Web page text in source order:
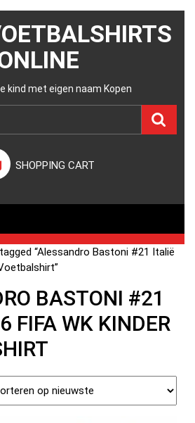
kind met eigen naam Kopen
SHOPPING CART
“Alessandro Bastoni #21 Italië
BASTONI #21
FIFA WK KINDER